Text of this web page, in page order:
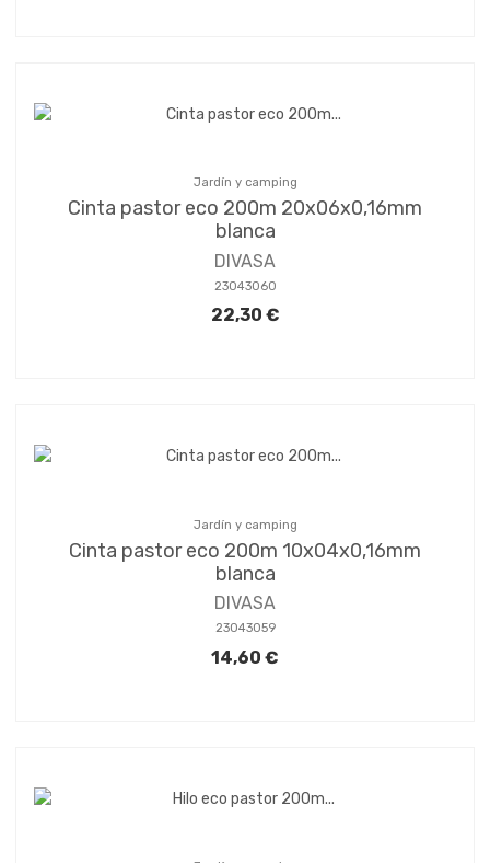
Jardín y camping
Cinta pastor eco 200m 20x06x0,16mm
blanca
DIVASA
23043060
22,30 €
Jardín y camping
Cinta pastor eco 200m 10x04x0,16mm
blanca
DIVASA
23043059
14,60 €